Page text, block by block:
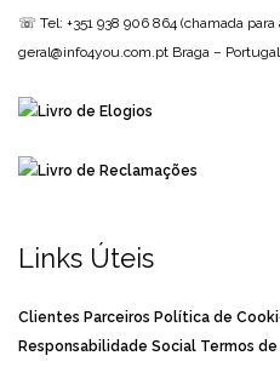
☏ Tel: +351 938 906 864 (chamada
geral@info4you.com.pt Braga – Portugal
Links Úteis
Clientes Parceiros Política de
Responsabilidade Social Termos